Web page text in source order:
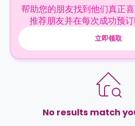
帮助您的朋友找到他们真正
推荐朋友并在每次成功预
立即领取
No results match